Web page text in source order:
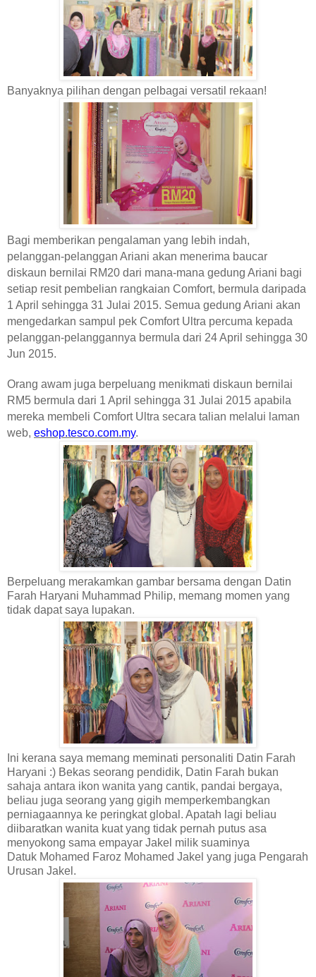
Banyaknya pilihan dengan pelbagai versatil rekaan!
Bagi memberikan pengalaman yang lebih indah,
pelanggan-pelanggan Ariani akan menerima baucar
diskaun bernilai RM20 dari mana-mana gedung Ariani bagi
setiap resit pembelian rangkaian Comfort, bermula daripada
1 April sehingga 31 Julai 2015. Semua gedung Ariani akan
mengedarkan sampul pek Comfort Ultra percuma kepada
pelanggan-pelanggannya bermula dari 24 April sehingga 30
Jun 2015.
Orang awam juga berpeluang menikmati diskaun bernilai
RM5 bermula dari 1 April sehingga 31 Julai 2015 apabila
mereka membeli Comfort Ultra secara talian melalui laman
web, eshop.tesco.com.my.
Berpeluang merakamkan gambar bersama dengan Datin
Farah Haryani Muhammad Philip, memang momen yang
tidak dapat saya lupakan.
Ini kerana saya memang meminati personaliti Datin Farah
Haryani :) Bekas seorang pendidik, Datin Farah bukan
sahaja antara ikon wanita yang cantik, pandai bergaya,
beliau juga seorang yang gigih memperkembangkan
perniagaannya ke peringkat global. Apatah lagi beliau
diibaratkan wanita kuat yang tidak pernah putus asa
menyokong sama empayar Jakel milik suaminya
Datuk Mohamed Faroz Mohamed Jakel yang juga Pengarah
Urusan Jakel.